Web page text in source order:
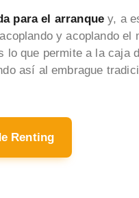
para el arranquey, a
y acoplando el
que permite a la caja
así al embrague
Renting